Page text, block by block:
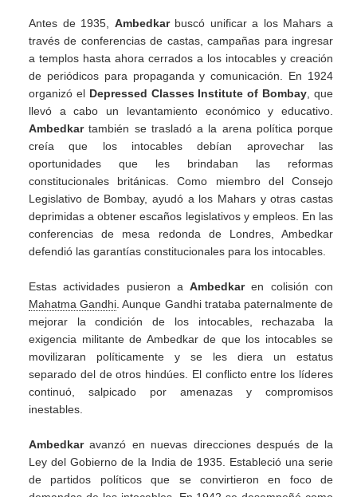
Antes de 1935, Ambedkar buscó unificar a los Mahars a
través de conferencias de castas, campañas para ingresar
a templos hasta ahora cerrados a los intocables y creación
de periódicos para propaganda y comunicación. En 1924
organizó el Depressed Classes Institute of Bombay , que
llevó a cabo un levantamiento económico y educativo.
Ambedkartambién se trasladó a la arena política porque
creía que los intocables debían aprovechar las
oportunidades que les brindaban las reformas
constitucionales británicas. Como miembro del Consejo
Legislativo de Bombay, ayudó a los Mahars y otras castas
deprimidas a obtener escaños legislativos y empleos. En las
conferencias de mesa redonda de Londres, Ambedkar
defendió las garantías constitucionales para los intocables.
Estas actividades pusieron aAmbedkaren colisión con
Mahatma Gandhi . Aunque Gandhi trataba paternalmente de
mejorar la condición de los intocables, rechazaba la
exigencia militante de Ambedkar de que los intocables se
movilizaran políticamente y se les diera un estatus
separado del de otros hindúes. El conflicto entre los líderes
continuó, salpicado por amenazas y compromisos
inestables.
Ambedkaravanzó en nuevas direcciones después de la
Ley del Gobierno de la India de 1935. Estableció una serie
de partidos políticos que se convirtieron en foco de